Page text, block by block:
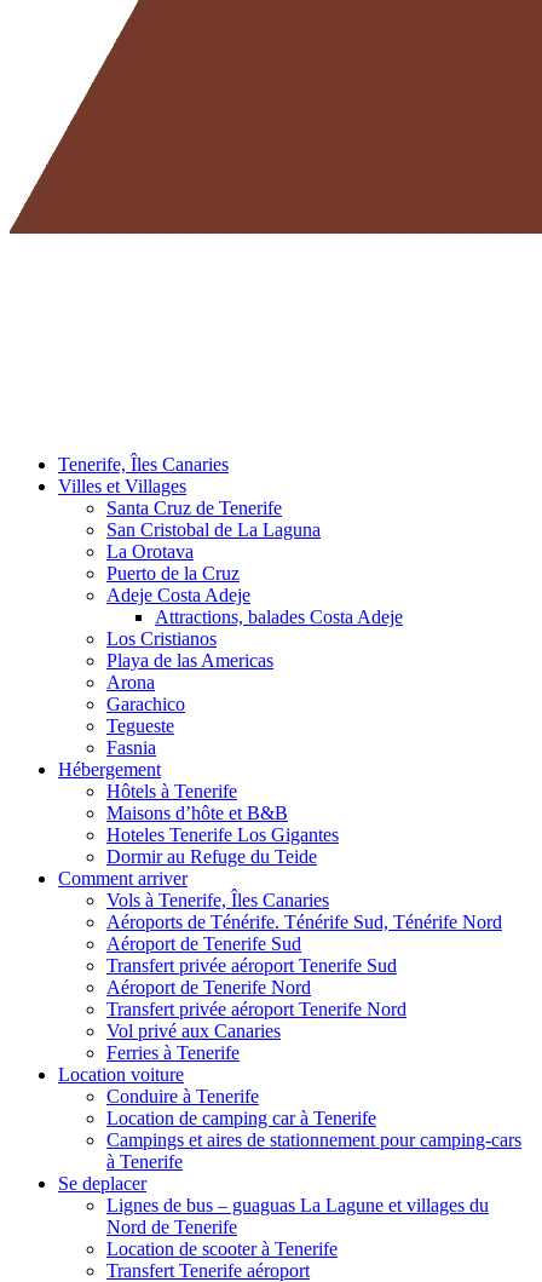
Tenerife, Îles Canaries
Villes et Villages
Santa Cruz de Tenerife
San Cristobal de La Laguna
La Orotava
Puerto de la Cruz
Adeje Costa Adeje
Attractions, balades Costa Adeje
Los Cristianos
Playa de las Americas
Arona
Garachico
Tegueste
Fasnia
Hébergement
Hôtels à Tenerife
Maisons d’hôte et B&B
Hoteles Tenerife Los Gigantes
Dormir au Refuge du Teide
Comment arriver
Vols à Tenerife, Îles Canaries
Aéroports de Ténérife. Ténérife Sud, Ténérife Nord
Aéroport de Tenerife Sud
Transfert privée aéroport Tenerife Sud
Aéroport de Tenerife Nord
Transfert privée aéroport Tenerife Nord
Vol privé aux Canaries
Ferries à Tenerife
Location voiture
Conduire à Tenerife
Location de camping car à Tenerife
Campings et aires de stationnement pour camping-cars
à Tenerife
Se deplacer
Lignes de bus – guaguas La Lagune et villages du
Nord de Tenerife
Location de scooter à Tenerife
Transfert Tenerife aéroport